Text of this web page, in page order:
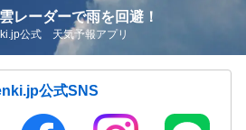
レーダーで雨を回避！
公式 天気予報アプリ
公式SNS